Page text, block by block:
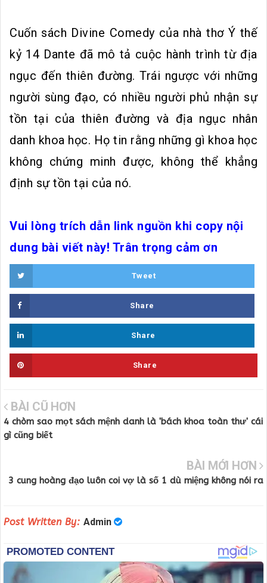
Cuốn sách Divine Comedy của nhà thơ Ý thế
kỷ 14 Dante đã mô tả cuộc hành trình từ địa
ngục đến thiên đường. Trái ngược với những
người sùng đạo, có nhiều người phủ nhận sự
tồn tại của thiên đường và địa ngục nhân
danh khoa học. Họ tin rằng những gì khoa học
không chứng minh được, không thể khẳng
định sự tồn tại của nó.
Vui lòng trích dẫn link nguồn khi copy nội
dung bài viết này! Trân trọng cảm ơn
Tweet
Share
Share
Share
BÀI CŨ HƠN
4 chòm sao mọt sách mệnh danh là 'bách khoa toàn thư' cái
gì cũng biết
BÀI MỚI HƠN
3 cung hoàng đạo luôn coi vợ là số 1 dù miệng không nói ra
Post Written By: Admin